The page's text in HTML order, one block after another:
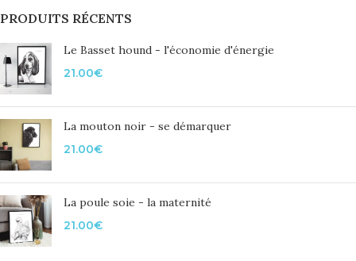
PRODUITS RÉCENTS
Le Basset hound - l'économie d'énergie
21.00€
La mouton noir - se démarquer
21.00€
La poule soie - la maternité
21.00€